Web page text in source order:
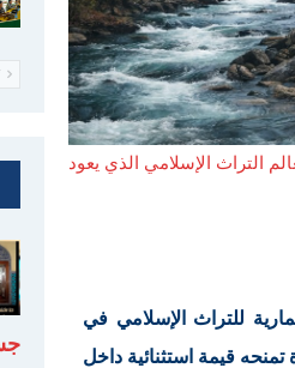
التراث الإسلامي الذي يعود
للتراث الإسلامي في
بمنارة خشبية فريدة تمنحه قيمة استثنائية داخل